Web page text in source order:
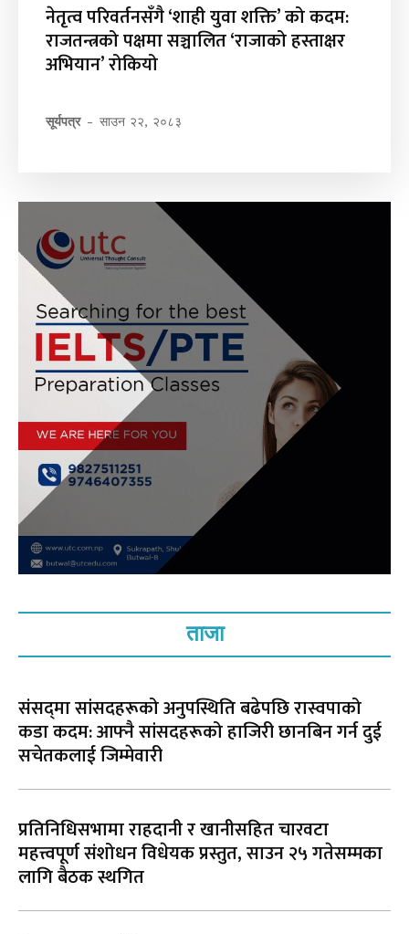
नेतृत्व परिवर्तनसँगै ‘शाही युवा शक्ति’ को कदम:
राजतन्त्रको पक्षमा सञ्चालित ‘राजाको हस्ताक्षर
अभियान’ रोकियो
सूर्यपत्र - साउन २२, २०८३
ताजा
संसद्‌मा सांसदहरूको अनुपस्थिति बढेपछि रास्वपाको
कडा कदम: आफ्नै सांसदहरूको हाजिरी छानबिन गर्न दुई
सचेतकलाई जिम्मेवारी
प्रतिनिधिसभामा राहदानी र खानीसहित चारवटा
महत्त्वपूर्ण संशोधन विधेयक प्रस्तुत, साउन २५ गतेसम्मका
लागि बैठक स्थगित